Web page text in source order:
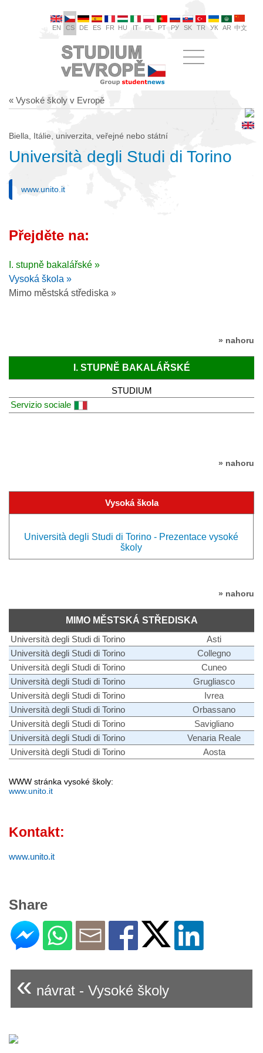
EN CS DE ES FR HU IT PL PT РУ SK TR УК AR 中文
« Vysoké školy v Evropě
Biella, Itálie, univerzita, veřejné nebo státní
Università degli Studi di Torino
www.unito.it
Přejděte na:
I. stupně bakalářské »
Vysoká škola »
Mimo městská střediska »
» nahoru
I. STUPNĚ BAKALÁŘSKÉ
STUDIUM
Servizio sociale
» nahoru
Vysoká škola
Università degli Studi di Torino - Prezentace vysoké
školy
» nahoru
MIMO MĚSTSKÁ STŘEDISKA
Università degli Studi di Torino
Asti
Università degli Studi di Torino
Collegno
Università degli Studi di Torino
Cuneo
Università degli Studi di Torino
Grugliasco
Università degli Studi di Torino
Ivrea
Università degli Studi di Torino
Orbassano
Università degli Studi di Torino
Savigliano
Università degli Studi di Torino
Venaria Reale
Università degli Studi di Torino
Aosta
WWW stránka vysoké školy:
www.unito.it
Kontakt:
www.unito.it
Share
« návrat - Vysoké školy